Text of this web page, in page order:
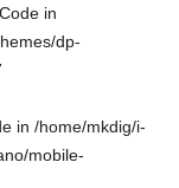
in
dp-
in /home/mkdig/i-
mobile-